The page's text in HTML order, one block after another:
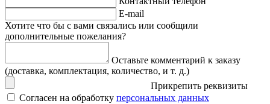
E-mail
Хотите что бы с вами связались или сообщили
дополнительные пожелания?
Оставьте комментарий к заказу
(доставка, комплектация, количество, и т. д.)
Прикрепить реквизиты
Согласен на обработку персональных данных